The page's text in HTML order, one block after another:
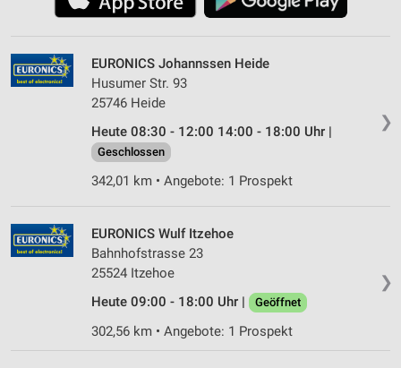
❯
EURONICS Johannssen Heide
Husumer Str. 93
25746 Heide
Heute 08:30 - 12:00 14:00 - 18:00 Uhr |
Geschlossen
342,01 km • Angebote: 1 Prospekt
❯
EURONICS Wulf Itzehoe
Bahnhofstrasse 23
25524 Itzehoe
Heute 09:00 - 18:00 Uhr |
Geöffnet
302,56 km • Angebote: 1 Prospekt